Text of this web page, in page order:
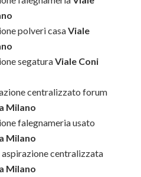
polveri casaViale
segaturaViale Coni
centralizzato forum
Milano
falegnameria usato
Milano
aspirazione centralizzata
Milano